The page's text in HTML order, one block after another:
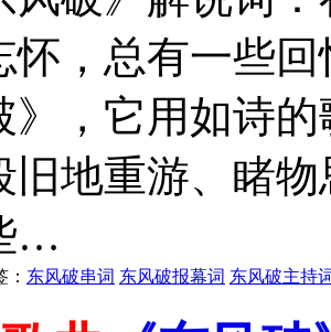
怀，总有一些
》，它用如诗
旧地重游、睹
…
： 东风破串词 东风破报幕词 东风破主持